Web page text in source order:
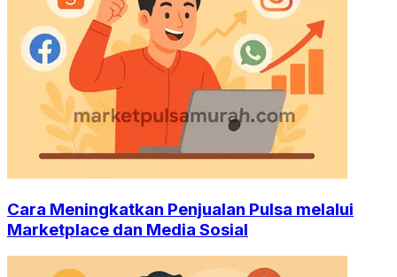
Cara Meningkatkan Penjualan Pulsa melalui
Marketplace dan Media Sosial